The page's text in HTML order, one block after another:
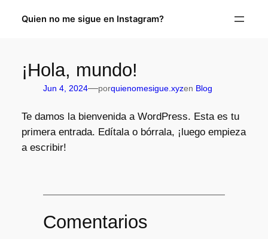
Quien no me sigue en Instagram?
¡Hola, mundo!
Jun 4, 2024—porquienomesigue.xyzen Blog
Te damos la bienvenida a WordPress. Esta es tu
primera entrada. Edítala o bórrala, ¡luego empieza
a escribir!
Comentarios